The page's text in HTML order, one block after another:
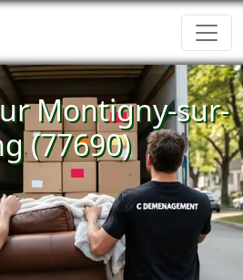
Montigny-sur-
(77690)